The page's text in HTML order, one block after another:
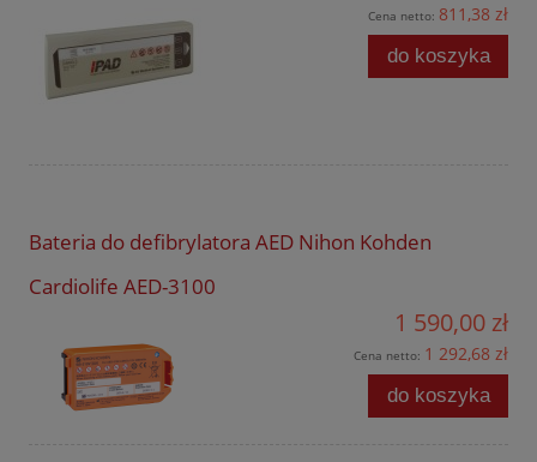
Cena netto: 811,38 zł
do koszyka
Bateria do defibrylatora AED Nihon Kohden
Cardiolife AED-3100
1 590,00 zł
Cena netto: 1 292,68 zł
do koszyka